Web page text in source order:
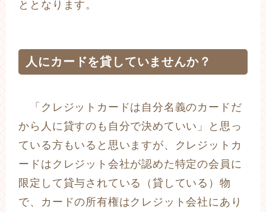
ととなります。
人にカードを貸していませんか？
「クレジットカードは自分名義のカードだ
から人に貸すのも自分で決めていい」と思っ
ている方もいると思いますが、クレジットカ
ードはクレジット会社が認めた特定の会員に
限定して貸与されている（貸している）物
で、カードの所有権はクレジット会社にあり